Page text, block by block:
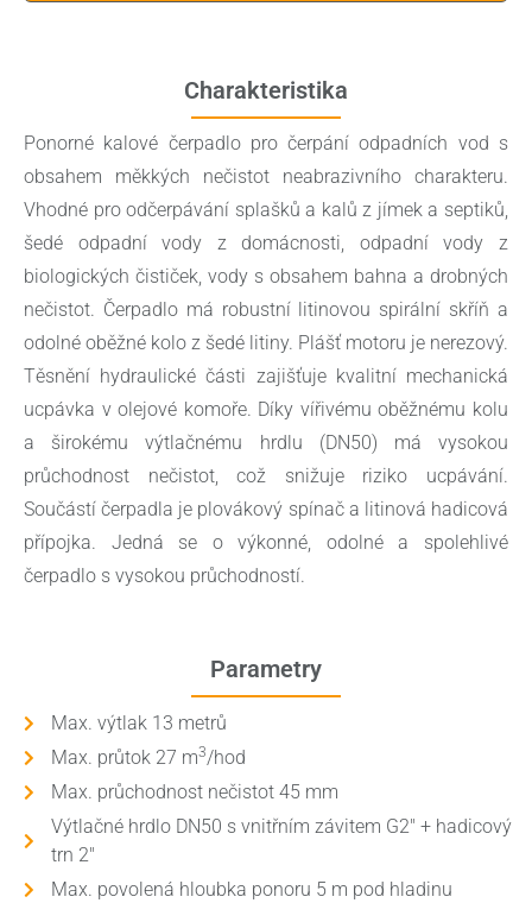
Charakteristika
Ponorné kalové čerpadlo pro čerpání odpadních vod s
obsahem měkkých nečistot neabrazivního charakteru.
Vhodné pro odčerpávání splašků a kalů z jímek a septiků,
šedé odpadní vody z domácnosti, odpadní vody z
biologických čističek, vody s obsahem bahna a drobných
nečistot. Čerpadlo má robustní litinovou spirální skříň a
odolné oběžné kolo z šedé litiny. Plášť motoru je nerezový.
Těsnění hydraulické části zajišťuje kvalitní mechanická
ucpávka v olejové komoře. Díky vířivému oběžnému kolu
a širokému výtlačnému hrdlu (DN50) má vysokou
průchodnost nečistot, což snižuje riziko ucpávání.
Součástí čerpadla je plovákový spínač a litinová hadicová
přípojka. Jedná se o výkonné, odolné a spolehlivé
čerpadlo s vysokou průchodností.
Parametry
Max. výtlak 13 metrů
Max. průtok 27 m3/hod
Max. průchodnost nečistot 45 mm
Výtlačné hrdlo DN50 s vnitřním závitem G2" + hadicový
trn 2"
Max. povolená hloubka ponoru 5 m pod hladinu